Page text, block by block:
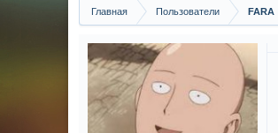
Главная Пользователи FARA